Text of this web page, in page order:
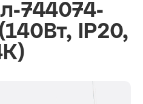
744074-
IP20,